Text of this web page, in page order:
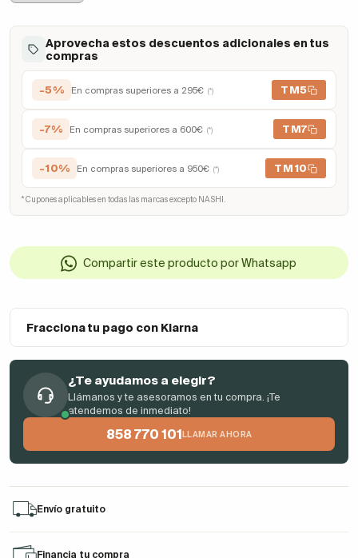
Aprovecha estos descuentos adicionales en tus
compras
-5% En compras superiores a 295€ (*) TM5
-7% En compras superiores a 600€ (*) TM7
-10% En compras superiores a 950€ (*) TM10
* Cupones aplicables en todas las marcas excepto NASHI.
Compartir este producto por Whatsapp
Fracciona tu pago con Klarna
¿Te ayudamos a elegir?
Llámanos y te asesoramos en tu compra. ¡Te
atendemos de inmediato!
858 770 101 LLAMAR AHORA
Envío gratuito
Financia tu compra